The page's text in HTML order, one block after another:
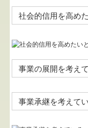
経営革新等支援機関
社会的信用を高め
事業の展開を考え
事業承継を考えて